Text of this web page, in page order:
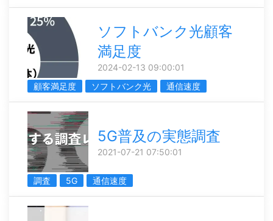
ソフトバンク光顧客
満足度
2024-02-13 09:00:01
顧客満足度
ソフトバンク光 通信速度
5G普及の実態調査
2021-07-21 07:50:01
調査 5G 通信速度